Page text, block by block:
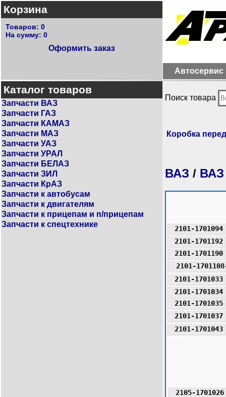
Корзина
Товаров: 0
На сумму: 0
Оформить заказ
Автосервис
Каталог товаров
Запчасти ВАЗ
Запчасти ГАЗ
Запчасти КАМАЗ
Запчасти МАЗ
Запчасти УАЗ
Запчасти УРАЛ
Запчасти БЕЛАЗ
Запчасти ЗИЛ
Запчасти КрАЗ
Запчасти к автобусам
Запчасти к двигателям
Запчасти к прицепам и п/прицепам
Запчасти к спецтехнике
Поиск товара
Коробка
ВАЗ / ВАЗ
2101-1701033
2101-1701034
2101-1701035
2101-1701037
2101-1701043
2101-1701094
2101-
2101-1701190
2101-1701192
2105-1701026